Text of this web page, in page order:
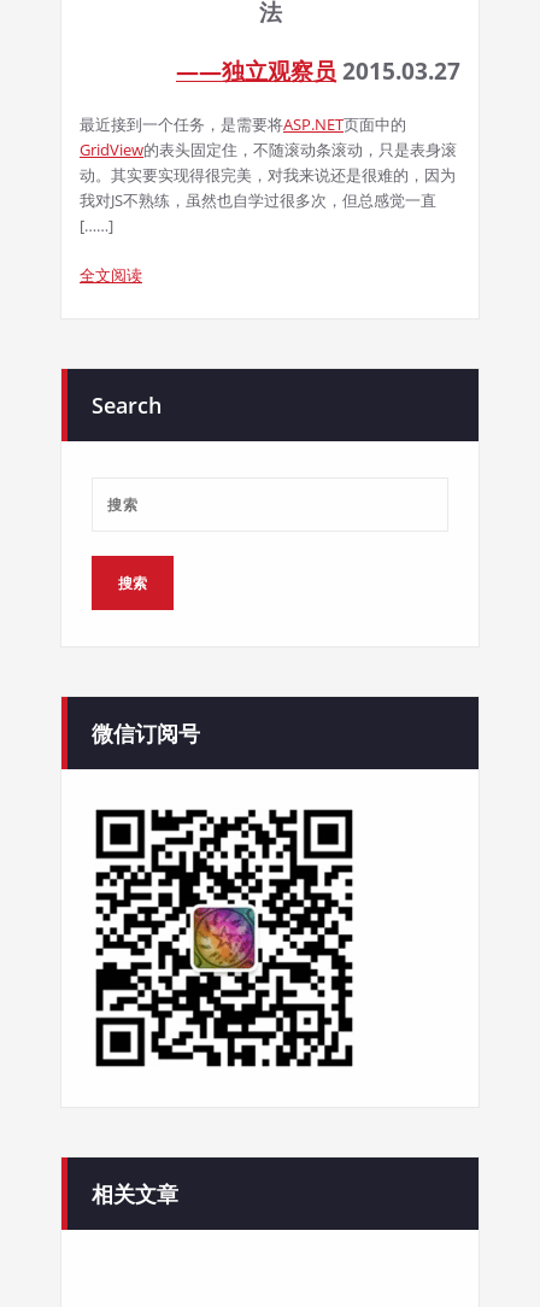
法
——独立观察员 2015.03.27
最近接到一个任务，是需要将ASP.NET页面中的
GridView的表头固定住，不随滚动条滚动，只是表身滚
动。其实要实现得很完美，对我来说还是很难的，因为
我对JS不熟练，虽然也自学过很多次，但总感觉一直
[……]
全文阅读
Search
微信订阅号
相关文章